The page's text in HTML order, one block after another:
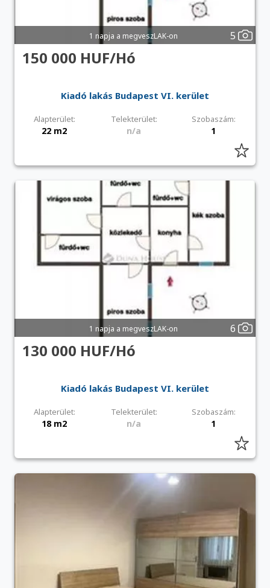
1 napja a megveszLAK-on 5
150 000 HUF/Hó
Kiadó lakás Budapest VI. kerület
Alapterület: Telekterület: Szobaszám:
22 m2 n/a 1
1 napja a megveszLAK-on 6
130 000 HUF/Hó
Kiadó lakás Budapest VI. kerület
Alapterület: Telekterület: Szobaszám:
18 m2 n/a 1